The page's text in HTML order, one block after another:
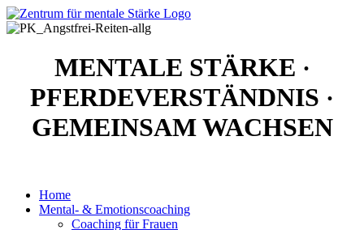
MENTALE STÄRKE ·
PFERDEVERSTÄNDNIS ·
GEMEINSAM WACHSEN
Home
Mental- & Emotionscoaching
Coaching für Frauen